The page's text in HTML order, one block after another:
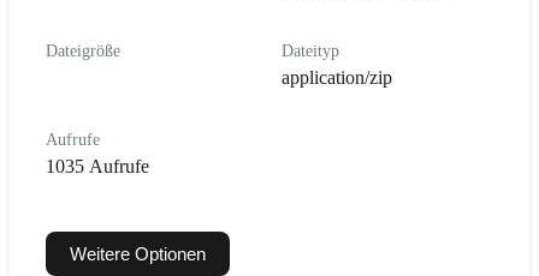
Dateigröße Dateityp
application/zip
Aufrufe
1035 Aufrufe
Weitere Optionen